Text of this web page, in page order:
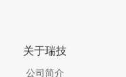
关于瑞技
公司简介